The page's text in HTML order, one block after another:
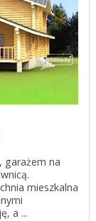
garażem na
mieszkalna
a ...